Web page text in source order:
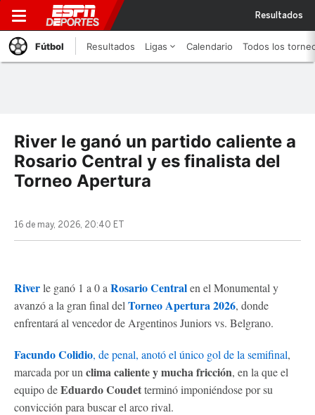
Resultados
Fútbol Resultados Ligas Calendario Todos los
River le ganó un partido caliente a
Rosario Central y es finalista del
Torneo Apertura
16 de may, 2026, 20:40 ET
Riverle ganó 1 a 0 a Rosario Centralen el Monumental y
avanzó a la gran final del Torneo Apertura 2026, donde
enfrentará al vencedor de Argentinos Juniors vs. Belgrano.
Facundo Colidio, de penal, anotó el único gol de la semifinal,
marcada por un clima caliente y mucha fricción, en la que el
equipo deEduardo Coudetterminó imponiéndose por su
convicción para buscar el arco rival.